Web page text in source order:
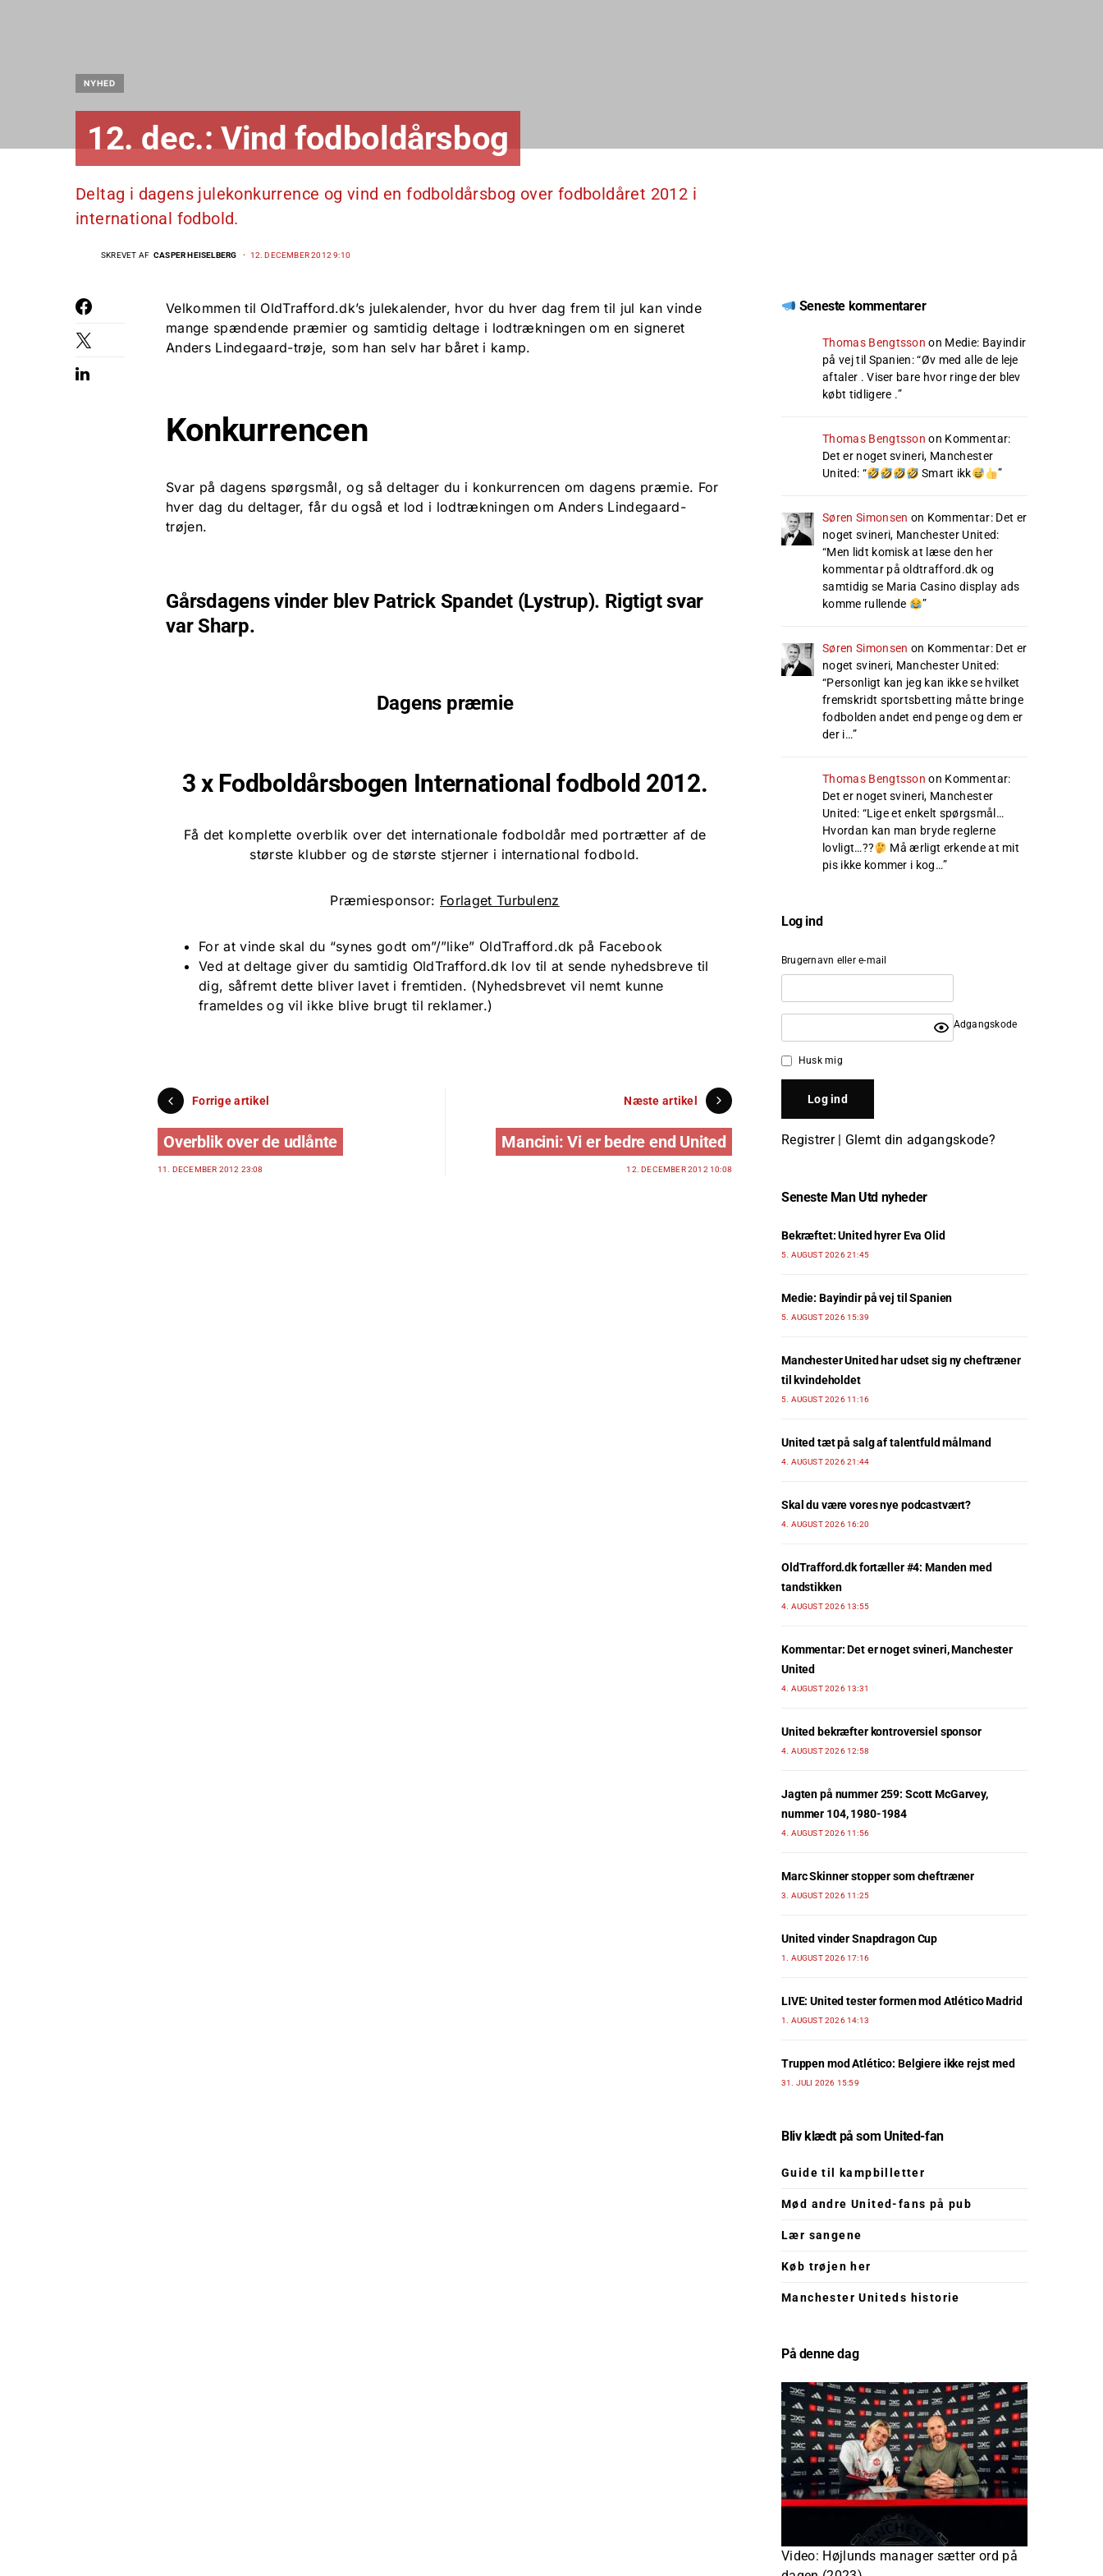
NYHED
12. dec.: Vind fodboldårsbog
Deltag i dagens julekonkurrence og vind en fodboldårsbog over fodboldåret 2012 i
international fodbold.
SKREVET AF CASPER HEISELBERG 12. DECEMBER 2012 9:10
Velkommen til OldTrafford.dk’s julekalender, hvor du hver dag frem til jul kan vinde
mange spændende præmier og samtidig deltage i lodtrækningen om en signeret
Anders Lindegaard-trøje, som han selv har båret i kamp.
Konkurrencen
Svar på dagens spørgsmål, og så deltager du i konkurrencen om dagens præmie. For
hver dag du deltager, får du også et lod i lodtrækningen om Anders Lindegaard-
trøjen.
Gårsdagens vinder blev Patrick Spandet (Lystrup). Rigtigt svar
var Sharp.
Dagens præmie
3 x Fodboldårsbogen International fodbold 2012.
Få det komplette overblik over det internationale fodboldår med portrætter af de
største klubber og de største stjerner i international fodbold.
Præmiesponsor: Forlaget Turbulenz
For at vinde skal du “synes godt om”/”like” OldTrafford.dk på Facebook
Ved at deltage giver du samtidig OldTrafford.dk lov til at sende nyhedsbreve til
dig, såfremt dette bliver lavet i fremtiden. (Nyhedsbrevet vil nemt kunne
frameldes og vil ikke blive brugt til reklamer.)
Forrige artikel
Overblik over de udlånte
11. DECEMBER 2012 23:08
Næste artikel
Mancini: Vi er bedre end United
12. DECEMBER 2012 10:08
Seneste kommentarer
Thomas Bengtsson on Medie: Bayindir
på vej til Spanien: “Øv med alle de leje
aftaler . Viser bare hvor ringe der blev
købt tidligere .”
Thomas Bengtsson on Kommentar:
Det er noget svineri, Manchester
United: “ Smart ikk ”
Søren Simonsen on Kommentar: Det er
noget svineri, Manchester United:
“Men lidt komisk at læse den her
kommentar på oldtrafford.dk og
samtidig se Maria Casino display ads
komme rullende
”
Søren Simonsen on Kommentar: Det er
noget svineri, Manchester United:
“Personligt kan jeg kan ikke se hvilket
fremskridt sportsbetting måtte bringe
fodbolden andet end penge og dem er
der i…”
Thomas Bengtsson on Kommentar:
Det er noget svineri, Manchester
United: “Lige et enkelt spørgsmål…
Hvordan kan man bryde reglerne
lovligt…??
Må ærligt erkende at mit
pis ikke kommer i kog…”
Log ind
Brugernavn eller e-mail
Adgangskode
Husk mig
Registrer| Glemt din adgangskode?
Seneste Man Utd nyheder
Bekræftet: United hyrer Eva Olid
5. AUGUST 2026 21:45
Medie: Bayindir på vej til Spanien
5. AUGUST 2026 15:39
Manchester United har udset sig ny cheftræner
til kvindeholdet
5. AUGUST 2026 11:16
United tæt på salg af talentfuld målmand
4. AUGUST 2026 21:44
Skal du være vores nye podcastvært?
4. AUGUST 2026 16:20
OldTrafford.dk fortæller #4: Manden med
tandstikken
4. AUGUST 2026 13:55
Kommentar: Det er noget svineri, Manchester
United
4. AUGUST 2026 13:31
United bekræfter kontroversiel sponsor
4. AUGUST 2026 12:58
Jagten på nummer 259: Scott McGarvey,
nummer 104, 1980-1984
4. AUGUST 2026 11:56
Marc Skinner stopper som cheftræner
3. AUGUST 2026 11:25
United vinder Snapdragon Cup
1. AUGUST 2026 17:16
LIVE: United tester formen mod Atlético Madrid
1. AUGUST 2026 14:13
Truppen mod Atlético: Belgiere ikke rejst med
31. JULI 2026 15:59
Bliv klædt på som United-fan
Guide til kampbilletter
Mød andre United-fans på pub
Lær sangene
Køb trøjen her
Manchester Uniteds historie
På denne dag
Video: Højlunds manager sætter ord på